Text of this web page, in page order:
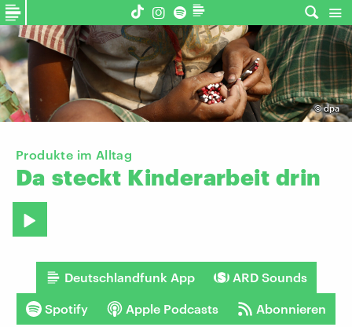
©dpa
Produkte im Alltag
Da steckt Kinderarbeit drin
Deutschlandfunk App ARD Sounds
Spotify Apple Podcasts Abonnieren